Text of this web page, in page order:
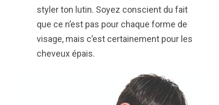
styler ton lutin. Soyez conscient du fait
que ce n’est pas pour chaque forme de
visage, mais c’est certainement pour les
cheveux épais.